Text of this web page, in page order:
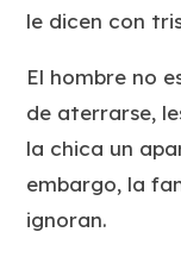
le dicen con
El hombre no
de aterrarse,
la chica un
embargo, la
ignoran.